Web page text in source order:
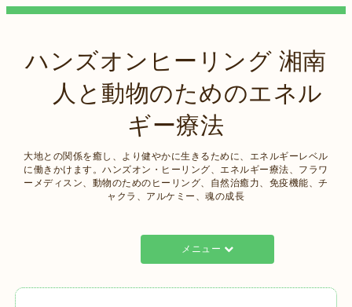
ハンズオンヒーリング 湘南
人と動物のためのエネル
ギー療法
大地との関係を癒し、より健やかに生きるために、エネルギーレベル
に働きかけます。ハンズオン・ヒーリング、エネルギー療法、フラワ
ーメディスン、動物のためのヒーリング、自然治癒力、免疫機能、チ
ャクラ、アルケミー、魂の成長
メニュー